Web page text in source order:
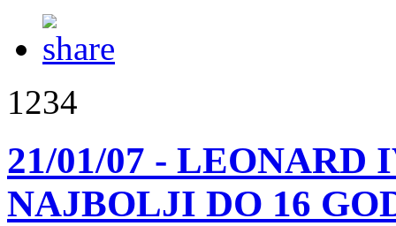
1234
21/01/07 -
NAJBOLJI DO 16